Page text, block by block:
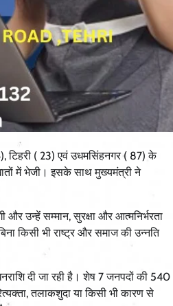
टिहरी ( 23) एवं उधमसिंहनगर ( 87) के
में भेजी। इसके साथ मुख्यमंत्री ने
उन्हें सम्मान, सुरक्षा और आत्मनिर्भरता
किसी भी राष्ट्र और समाज की उन्नति
दी जा रही है। शेष 7 जनपदों की 540
तलाकशुदा या किसी भी कारण से